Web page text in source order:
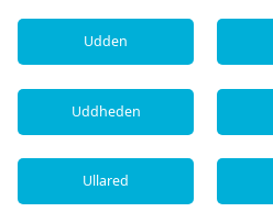
Udden
Uddheden
Ullared